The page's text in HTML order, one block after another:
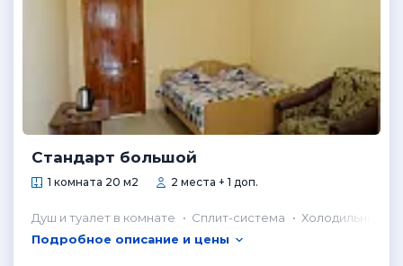
Стандарт большой
1 комната 20 м2 2 места + 1 доп.
Душ и туалет в комнате Сплит-система
Холодильник в
Подробное описание и цены